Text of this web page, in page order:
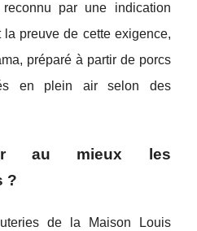
par une indication
preuve de cette exigence,
préparé à partir de porcs
en plein air selon des
au mieux les
?
de la Maison Louis